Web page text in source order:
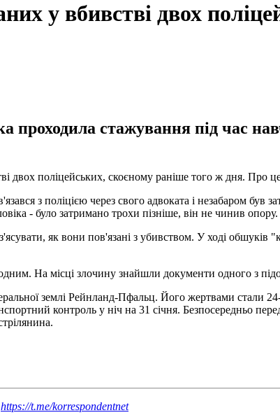
у вбивстві двох
стажування під час
двох поліцейських, скоєному раніше того ж дня. Про
з поліцією через свого адвоката і незабаром був
- було затримано трохи пізніше, він не чинив
як вони пов'язані з убивством. У ході обшуків
На місці злочину знайшли документи одного з
землі Рейнланд-Пфальц. Його жертвами стали
контроль у ніч на 31 січня. Безпосередньо
https://t.me/korrespondentnet